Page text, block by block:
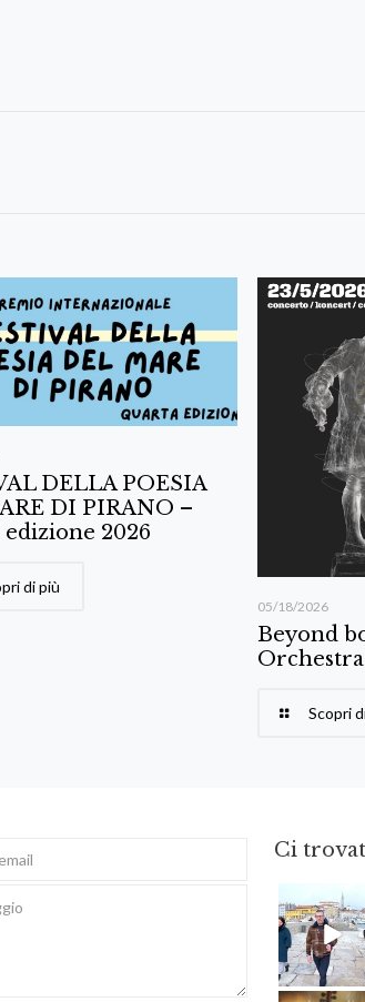
DELLA POESIA
DI PIRANO –
2026
di più
05/18/2026
Beyond
Scopri
Ci
Feb 16